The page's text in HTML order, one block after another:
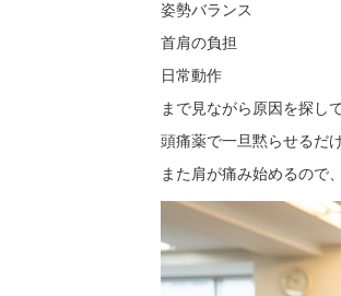
姿勢バランス
首肩の負担
日常動作
まで見ながら原因を探し
頭痛薬で一旦黙らせるだけ
また肩が痛み始めるので